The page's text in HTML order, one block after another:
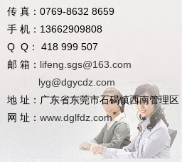
传 真：0769-8632 8659
手 机：13662909808
Q Q： 418 999 507
邮 箱： lifeng.sgs@163.com
lyg@dgycdz.com
地 址：广东省东莞市石碣镇西南管理区
网 址： www.dglfdz.com